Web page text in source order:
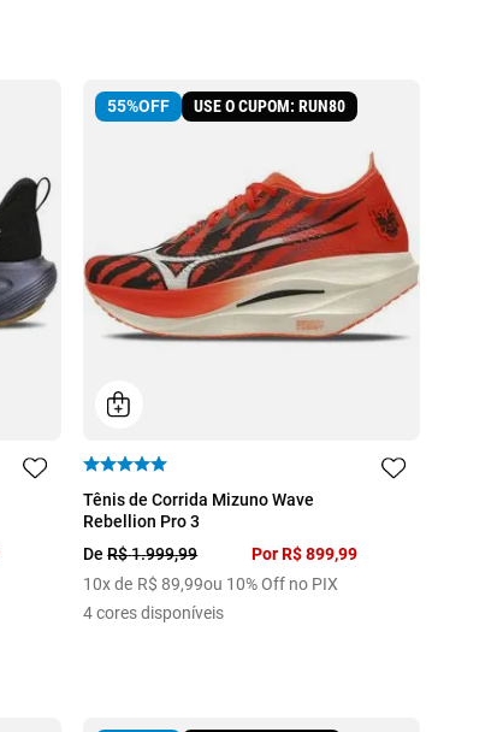
55%OFF USE O CUPOM: RUN80
34
Tênis de Corrida Mizuno Wave
Rebellion Pro 3
DeR$1.999,99 PorR$ 899,99
10x de R$ 89,99ou 10% Off no PIX
4 cores disponíveis